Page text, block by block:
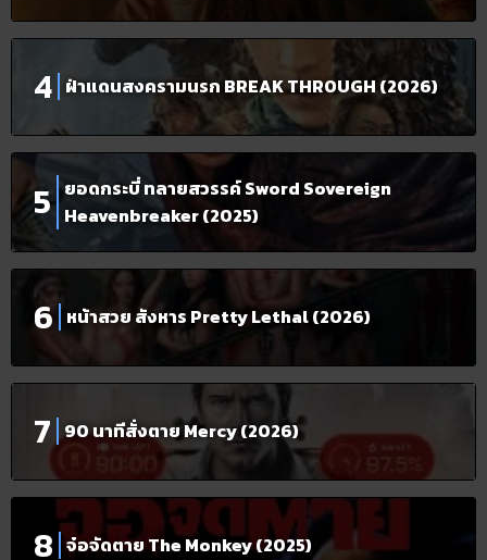
ฝ่าแดนสงครามนรก BREAK THROUGH (2026)
ยอดกระบี่ ทลายสวรรค์ Sword Sovereign
Heavenbreaker (2025)
หน้าสวย สังหาร Pretty Lethal (2026)
90 นาทีสั่งตาย Mercy (2026)
จ๋อจัดตาย The Monkey (2025)